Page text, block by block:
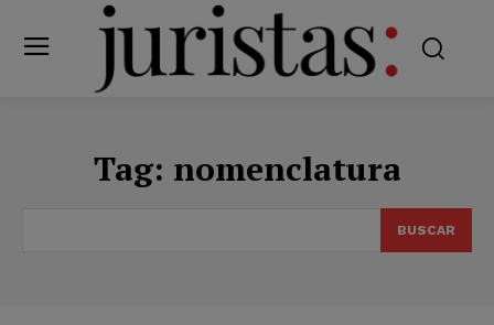
Tag: nomenclatura
BUSCAR